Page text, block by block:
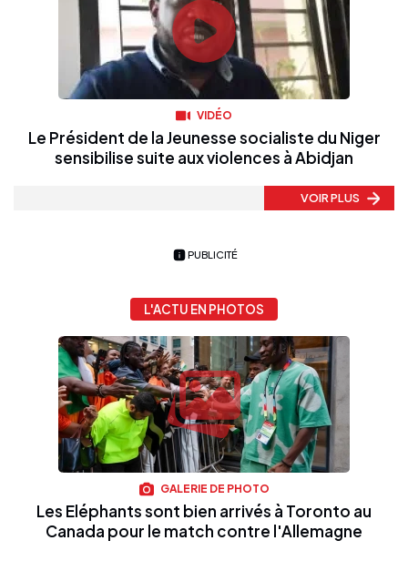
VIDÉO
Le Président de la Jeunesse socialiste du Niger
sensibilise suite aux violences à Abidjan
VOIR PLUS
PUBLICITÉ
L'ACTU EN PHOTOS
GALERIE DE PHOTO
Les Eléphants sont bien arrivés à Toronto au
Canada pour le match contre l'Allemagne